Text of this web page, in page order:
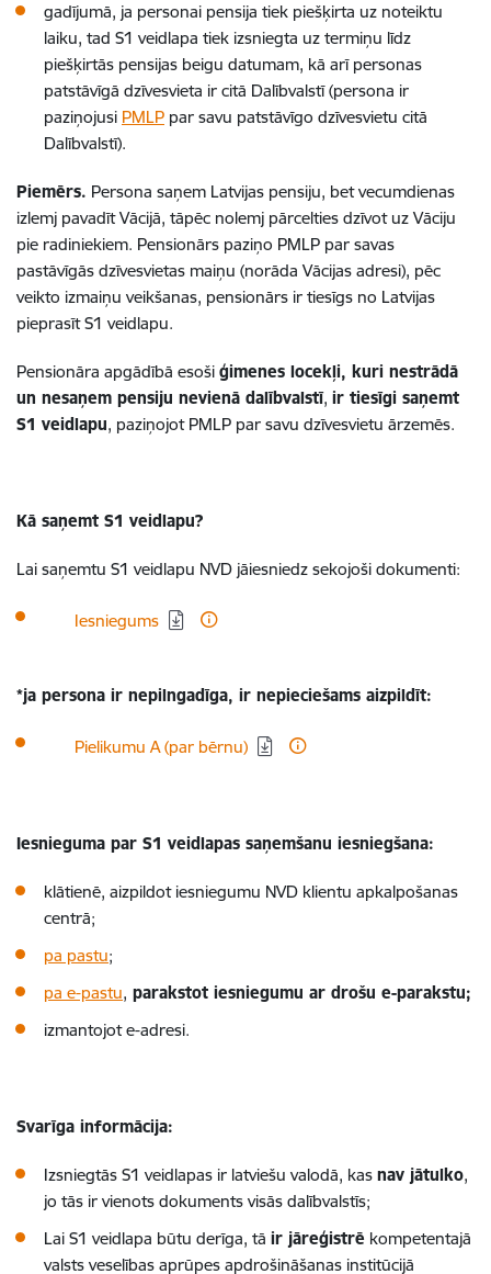
gadījumā, ja personai pensija tiek piešķirta uz noteiktu
laiku, tad S1 veidlapa tiek izsniegta uz termiņu līdz
piešķirtās pensijas beigu datumam, kā arī personas
patstāvīgā dzīvesvieta ir citā Dalībvalstī (persona ir
paziņojusi PMLP par savu patstāvīgo dzīvesvietu citā
Dalībvalstī).
Piemērs. Persona saņem Latvijas pensiju, bet vecumdienas
izlemj pavadīt Vācijā, tāpēc nolemj pārcelties dzīvot uz Vāciju
pie radiniekiem. Pensionārs paziņo PMLP par savas
pastāvīgās dzīvesvietas maiņu (norāda Vācijas adresi), pēc
veikto izmaiņu veikšanas, pensionārs ir tiesīgs no Latvijas
pieprasīt S1 veidlapu.
Pensionāra apgādībā esoši ģimenes locekļi, kuri nestrādā
un nesaņem pensiju nevienā dalībvalstī, ir tiesīgi saņemt
S1 veidlapu, paziņojot PMLP par savu dzīvesvietu ārzemēs.
Kā saņemt S1 veidlapu?
Lai saņemtu S1 veidlapu NVD jāiesniedz sekojoši dokumenti:
Lejupielādēt:
Iesniegums
*ja persona ir nepilngadīga, ir nepieciešams aizpildīt:
Lejupielādēt:
Pielikumu A (par bērnu)
Iesnieguma par S1 veidlapas saņemšanu iesniegšana:
klātienē, aizpildot iesniegumu NVD klientu apkalpošanas
centrā;
pa pastu;
pa e-pastu, parakstot iesniegumu ar drošu e-parakstu;
izmantojot e-adresi.
Svarīga informācija:
Izsniegtās S1 veidlapas ir latviešu valodā, kas nav jātulko,
jo tās ir vienots dokuments visās dalībvalstīs;
Lai S1 veidlapa būtu derīga, tā ir jāreģistrē kompetentajā
valsts veselības aprūpes apdrošināšanas institūcijā